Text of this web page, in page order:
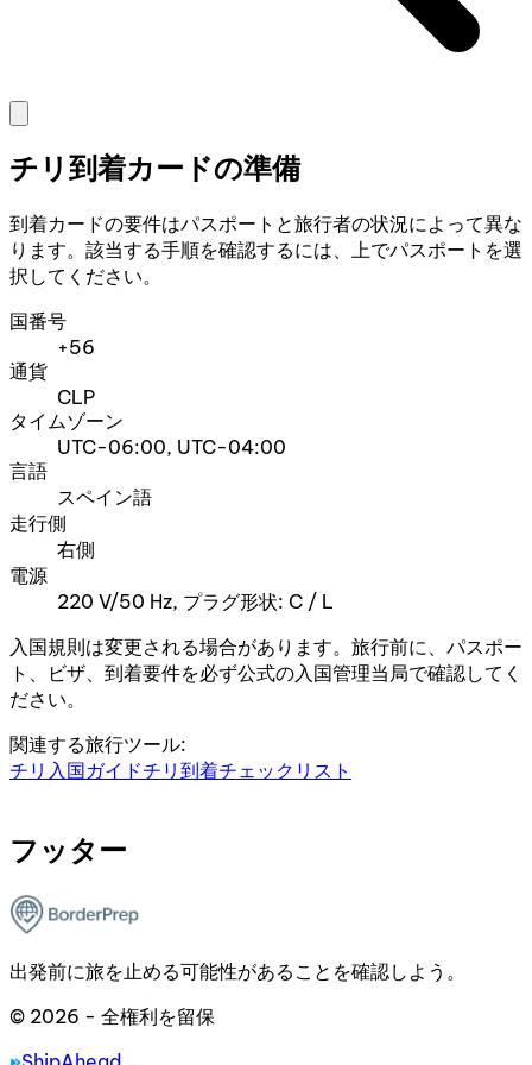
チリ到着カードの準備
到着カードの要件はパスポートと旅行者の状況によって異な
ります。該当する手順を確認するには、上でパスポートを選
択してください。
国番号
+56
通貨
CLP
タイムゾーン
UTC-06:00, UTC-04:00
言語
スペイン語
走行側
右側
電源
220 V/50 Hz, プラグ形状: C / L
入国規則は変更される場合があります。旅行前に、パスポー
ト、ビザ、到着要件を必ず公式の入国管理当局で確認してく
ださい。
関連する旅行ツール:
チリ入国ガイドチリ到着チェックリスト
フッター
出発前に旅を止める可能性があることを確認しよう。
© 2026 - 全権利を留保